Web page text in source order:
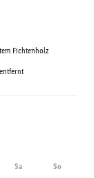
Fichtenholz
Sa So